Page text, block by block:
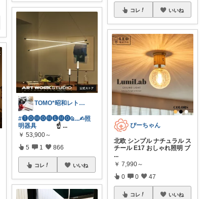
TOMO*昭和レトロ 📷🍎
#🅣🅞︎🅜🅞︎🅜🅔︎🅜🅞︎︎︎︎Ҩ...✍︎照
明器具 ☝ ...
￥ 53,900～
5 1 866
コレ いいね
コレ いいね
ぴーちゃん
北欧 シンプル ナチュラル ス
チール E17 おしゃれ照明 ブ
...
￥ 7,990～
0 0 47
コレ いいね